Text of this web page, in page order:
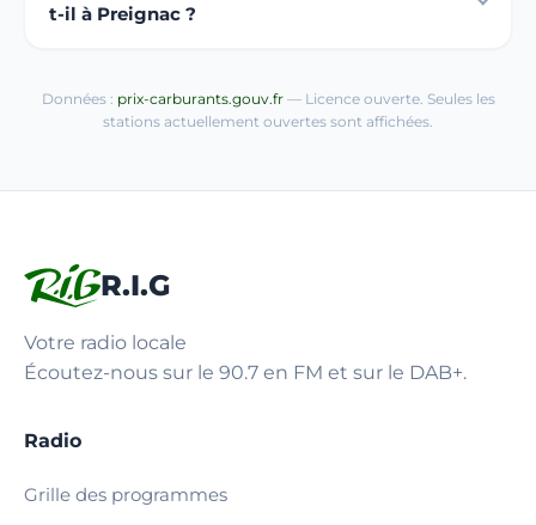
t-il à Preignac ?
Données : prix-carburants.gouv.fr— Licence ouverte. Seules les
stations actuellement ouvertes sont affichées.
R.I.G
Votre radio locale
Écoutez-nous sur le 90.7 en FM et sur le DAB+.
Radio
Grille des programmes